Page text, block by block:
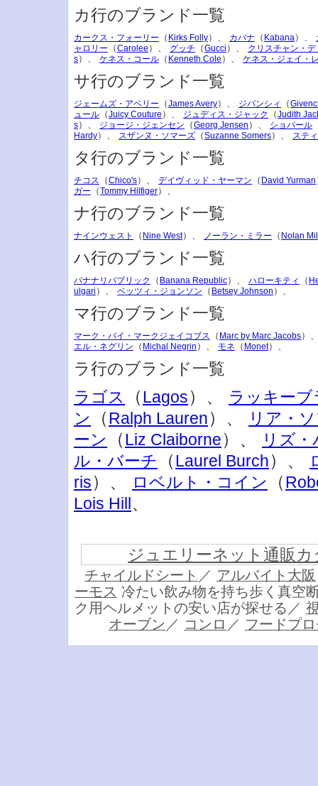
カ行のブランド一覧
カークス・フォーリー （ Kirks Folly）、 カバナ （ Kabana）、
ャロリー
（Carolee ）、 グッチ （Gucci ）、
クリスチャン・
s）、 ケネス・コール （ Kenneth Cole ）、 ケネス・ジェイ・
サ行のブランド一覧
ジェームズ・アベリー （James Avery）、 ジバンシィ （
ュール （Juicy Couture ）、 ジュディス・ジャック （Judith
s）、 ジョージ・ジェンセン （Georg Jensen ）、 ショパール
Hardy）、 スザンヌ・ソマーズ （Suzanne Somers）、 ステ
タ行のブランド一覧
チコス （Chico's）、 デイヴィッド・ヤーマン （ David Yurman
ガー （Tommy Hilfiger）、
ナ行のブランド一覧
ナインウェスト （ Nine West）、 ノーラン・ミラー （ Nolan
ハ行のブランド一覧
バナナリパブリック （ Banana Republic）、 ハローキティ （
ulgari ）、 ベッツィ・ジョンソン （ Betsey Johnson ）、
マ行のブランド一覧
マーク・バイ・マークジェイコブス （ Marc by Marc Jacobs）
エル・ネグリン （ Michal Negrin ）、 モネ （ Monet）、
ラ行のブランド一覧
ラゴス
（Lagos）、
ラッキー
ン
（Ralph Lauren）、
リア・
ーン
（Liz Claiborne）、
リズ
ル・バーチ
（Laurel Burch）、
ris）、 ロベルト・コイン （
Lois Hill、
ジュエリーネット通販
チャイルドシート ／ アルバイト大阪
ーモス 冷たい飲み物を持ち歩く真空
ク用ヘルメットの安い店が探せる／
オーブン ／ コンロ ／ フードプ